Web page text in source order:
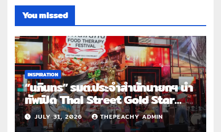
You missed
INSPIRATION
“นภินทร” รมต.ประจำสำนักนายกฯ นำ
ทัพเปิด Thai Street Gold Star
Roadshow 3 จังหวัดต้นแบบ
JULY 31, 2026 THEPEACHY ADMIN